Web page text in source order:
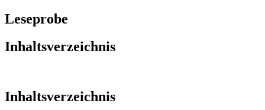
Leseprobe
Inhaltsverzeichnis
Inhaltsverzeichnis